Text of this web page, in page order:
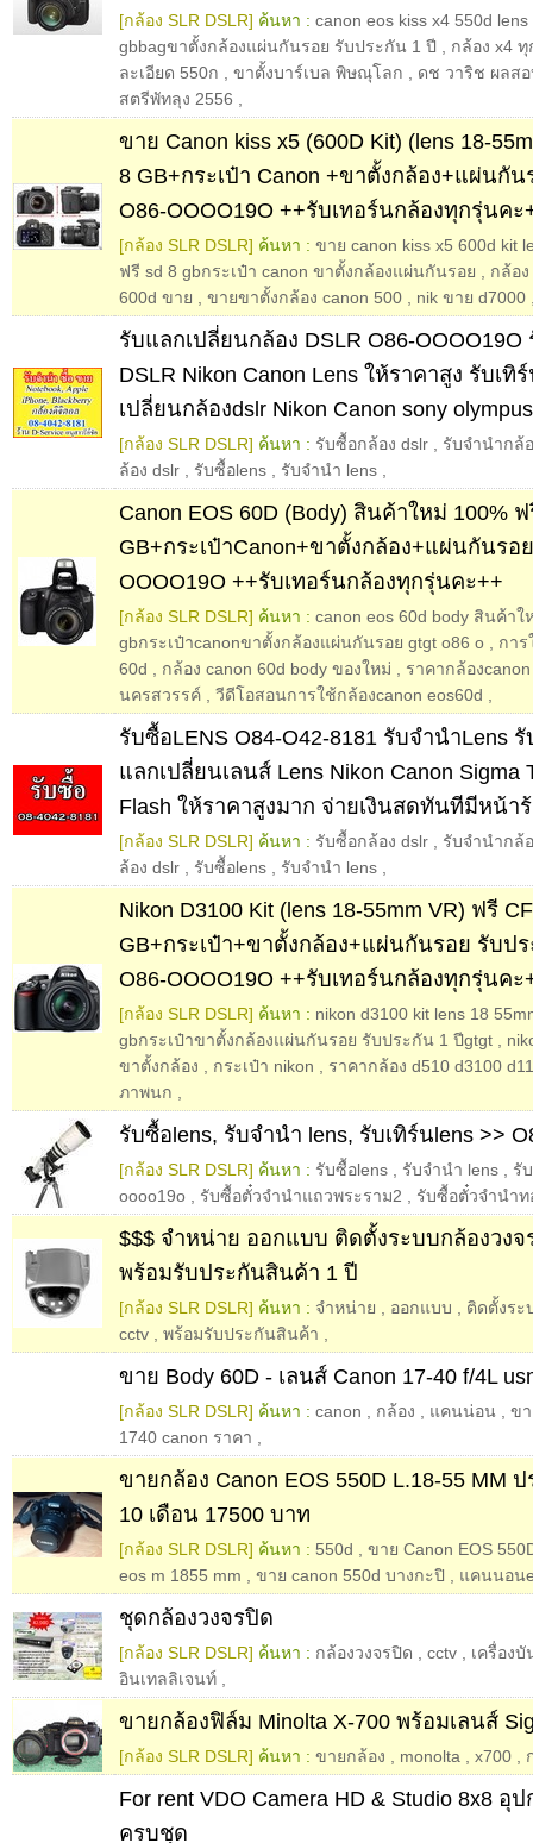
[กล้อง SLR DSLR] ค้นหา : canon eos kiss x4 550d
gbbagขาตั้งกล้องแผ่นกันรอย รับประกัน 1 ปี
กล้อง x4
ละเอียด 550ก
ขาตั้งบาร์เบล พิษณุโลก
ดช วาริช ผลสอ
สตรีพัทลุง 2556
ขาย Canon kiss x5 (600D Kit) (lens 18-
8 GB+กระเป๋า Canon +ขาตั้งกล้อง+แผ่นกัน
O86-OOOO19O ++รับเทอร์นกล้องทุกรุ่นคะ
[กล้อง SLR DSLR] ค้นหา : ขาย canon kiss x5 600d kit
ฟรี sd 8 gbกระเป๋า canon ขาตั้งกล้องแผ่นกันรอย
กล้อง
600d ขาย
ขายขาตั้งกล้อง canon 500 nik ขาย d7000
รับแลกเปลี่ยนกล้อง DSLR O86-
DSLR Nikon Canon Lens ให้ราคาสูง รับเทิ
เปลี่ยนกล้องdslr Nikon Canon sony olympus
[กล้อง SLR DSLR] ค้นหา : รับซื้อกล้อง dslr
รับจำนำกล้
ล้อง dslr
รับซื้อlens รับจำนำ lens
Canon EOS 60D (Body) สินค้าใหม่ 100%
GB+กระเป๋าCanon+ขาตั้งกล้อง+แผ่นกันรอ
OOOO19O ++รับเทอร์นกล้องทุกรุ่นคะ++
[กล้อง SLR DSLR] ค้นหา : canon eos 60d body สินค้าใ
gbกระเป๋าcanonขาตั้งกล้องแผ่นกันรอย gtgt o86 o
การ
60d
กล้อง canon 60d body ของใหม่
ราคากล้อง
นครสวรรค์
วีดีโอสอนการใช้กล้องcanon eos60d
รับซื้อLENS O84-O42-8181 รับจำนำLens
แลกเปลี่ยนเลนส์ Lens Nikon Canon Sigma
Flash ให้ราคาสูงมาก จ่ายเงินสดทันทีมีหน้า
[กล้อง SLR DSLR] ค้นหา : รับซื้อกล้อง dslr
รับจำนำกล้
ล้อง dslr
รับซื้อlens รับจำนำ lens
Nikon D3100 Kit (lens 18-55mm VR) ฟรี
GB+กระเป๋า+ขาตั้งกล้อง+แผ่นกันรอย รับป
O86-OOOO19O ++รับเทอร์นกล้องทุกรุ่นคะ
[กล้อง SLR DSLR] ค้นหา : nikon d3100 kit lens 18
gbกระเป๋าขาตั้งกล้องแผ่นกันรอย รับประกัน 1 ปีgtgt
ขาตั้งกล้อง
กระเป๋า nikon
ราคากล้อง d510 d3100
ภาพนก
รับซื้อlens, รับจำนำ lens, รับเทิร์นlens >>
[กล้อง SLR DSLR] ค้นหา : รับซื้อlens รับจำนำ lens
รั
oooo19o
รับซื้อตั๋วจํานําแถวพระราม2 รับซื้อตั๋วจํานําท
$$$ จำหน่าย ออกแบบ ติดตั้งระบบกล้องวงจ
พร้อมรับประกันสินค้า 1 ปี
[กล้อง SLR DSLR] ค้นหา : จำหน่าย ออกแบบ
ติดตั้งระ
cctv
พร้อมรับประกันสินค้า
ขาย Body 60D - เลนส์ Canon 17-40 f/4L
[กล้อง SLR DSLR] ค้นหา : canon กล้อง แคนน่อน
ขา
1740 canon ราคา
ขายกล้อง Canon EOS 550D L.18-55 MM
10 เดือน 17500 บาท
[กล้อง SLR DSLR] ค้นหา : 550d
ขาย Canon EOS
eos m 1855 mm
ขาย canon 550d บางกะปิ แคนนอน
ชุดกล้องวงจรปิด
[กล้อง SLR DSLR] ค้นหา : กล้องวงจรปิด cctv
เครื่อง
อินเทลลิเจนท์
ขายกล้องฟิล์ม Minolta X-700 พร้อมเลนส์
[กล้อง SLR DSLR] ค้นหา : ขายกล้อง monolta x700
For rent VDO Camera HD & Studio 8x8
ครบชุด